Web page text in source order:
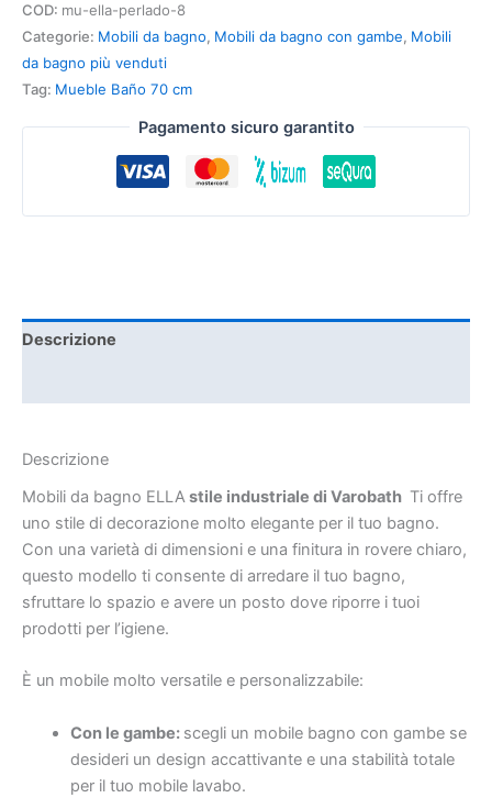
COD: mu-ella-perlado-8
Categorie: Mobili da bagno, Mobili da bagno con gambe, Mobili
da bagno più venduti
Tag: Mueble Baño 70 cm
Pagamento sicuro garantito
Descrizione
Descrizione
Mobili da bagno ELLAstile industriale di Varobath Ti offre
uno stile di decorazione molto elegante per il tuo bagno.
Con una varietà di dimensioni e una finitura in rovere chiaro,
questo modello ti consente di arredare il tuo bagno,
sfruttare lo spazio e avere un posto dove riporre i tuoi
prodotti per l’igiene.
È un mobile molto versatile e personalizzabile:
Con le gambe: scegli un mobile bagno con gambe se
desideri un design accattivante e una stabilità totale
per il tuo mobile lavabo.